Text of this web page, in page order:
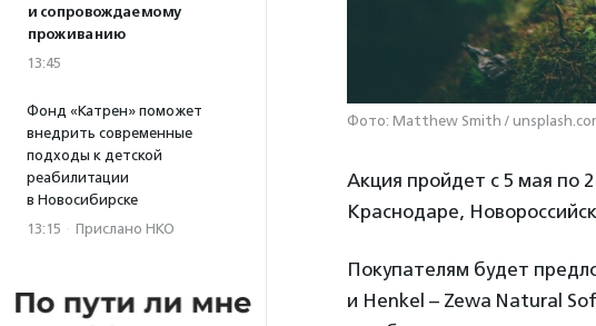
и сопровождаемому
проживанию
13:45
Фонд «Катрен» поможет
внедрить современные
подходы к детской
реабилитации
в Новосибирске
13:15 · Прислано НКО
Фото: Matthew Smith /
Акция пройдет с 5 мая по
Краснодаре,
Покупателям будет
и Henkel – Zewa Natural